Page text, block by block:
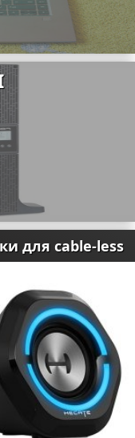
для cable-less